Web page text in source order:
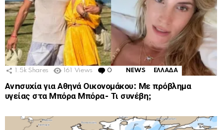
1.5k Shares 161 Views 0 Comments
NEWS ΕΛΛΑΔΑ
Ανnσυxία για Αθηνά Οικονομάκου: Με πρόβλημα
υγείας στα Μπόρα Μπόρα- Τι συνέβη;